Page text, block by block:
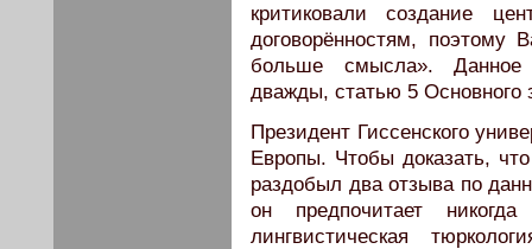
критиковали создание
договорённостям,
больше смысла». Данное
дважды, статью 5 Основного
Президент Гиссенского
Европы. Чтобы доказать,
раздобыл два отзыва по
он предпочитает
лингвистическая